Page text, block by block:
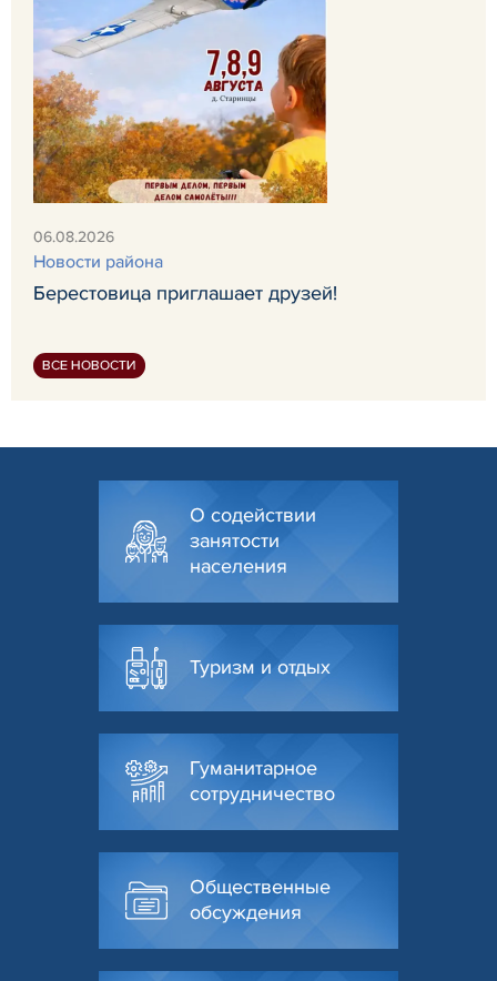
06.08.2026
Новости района
Берестовица приглашает друзей!
ВСЕ НОВОСТИ
О содействии
занятости
населения
Туризм и отдых
Гуманитарное
сотрудничество
Общественные
обсуждения